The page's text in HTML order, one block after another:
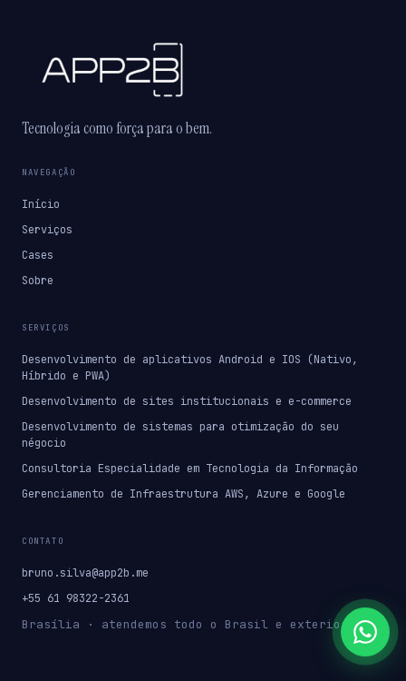
Tecnologia como força para o bem.
NAVEGAÇÃO
Início
Serviços
Cases
Sobre
SERVIÇOS
Desenvolvimento de aplicativos Android e IOS (Nativo,
Híbrido e PWA)
Desenvolvimento de sites institucionais e e-commerce
Desenvolvimento de sistemas para otimização do seu
négocio
Consultoria Especialidade em Tecnologia da Informação
Gerenciamento de Infraestrutura AWS, Azure e Google
CONTATO
bruno.silva@app2b.me
+55 61 98322-2361
Brasília · atendemos todo o Brasil e exterior